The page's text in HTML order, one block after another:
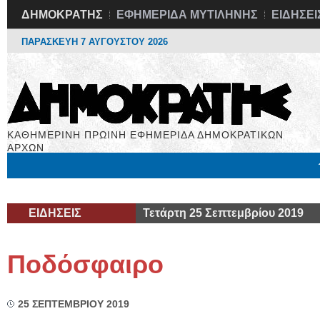
ΔΗΜΟΚΡΑΤΗΣ ΕΦΗΜΕΡΙΔΑ ΜΥΤΙΛΗΝΗΣ
ΠΑΡΑΣΚΕΥΗ 7 ΑΥΓΟΥΣΤΟΥ 2026
ΚΑΘΗΜΕΡΙΝΗ ΠΡΩΙΝΗ ΕΦΗΜΕΡΙΔΑ ΔΗΜΟΚΡΑΤΙΚΩΝ
ΑΡΧΩΝ
ΕΙΔΗΣΕΙΣ Τετάρτη 25 Σεπτεμβρίου 2019
Ποδόσφαιρο
25 ΣΕΠΤΕΜΒΡΙΟΥ 2019